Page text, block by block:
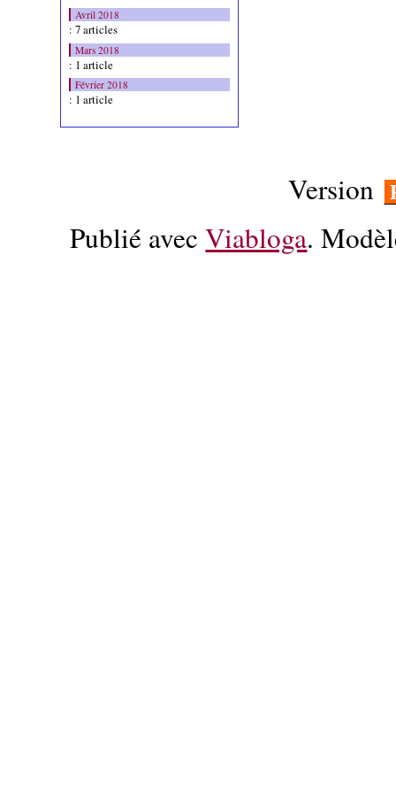
Avril 2018
: 7 articles
Mars 2018
: 1 article
Février 2018
: 1 article
Version
Publié avecViabloga.